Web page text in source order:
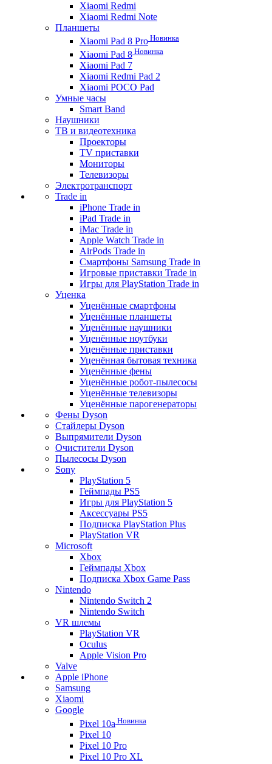
Xiaomi Redmi
Xiaomi Redmi Note
Планшеты
Xiaomi Pad 8 Pro Новинка
Xiaomi Pad 8 Новинка
Xiaomi Pad 7
Xiaomi Redmi Pad 2
Xiaomi POCO Pad
Умные часы
Smart Band
Наушники
ТВ и видеотехника
Проекторы
TV приставки
Мониторы
Телевизоры
Электротранспорт
Trade in
iPhone Trade in
iPad Trade in
iMac Trade in
Apple Watch Trade in
AirPods Trade in
Смартфоны Samsung Trade in
Игровые приставки Trade in
Игры для PlayStation Trade in
Уценка
Уценённые смартфоны
Уценённые планшеты
Уценённые наушники
Уценённые ноутбуки
Уценённые приставки
Уценённая бытовая техника
Уценённые фены
Уценённые робот-пылесосы
Уценённые телевизоры
Уценённые парогенераторы
Фены Dyson
Стайлеры Dyson
Выпрямители Dyson
Очистители Dyson
Пылесосы Dyson
Sony
PlayStation 5
Геймпады PS5
Игры для PlayStation 5
Аксессуары PS5
Подписка PlayStation Plus
PlayStation VR
Microsoft
Xbox
Геймпады Xbox
Подписка Xbox Game Pass
Nintendo
Nintendo Switch 2
Nintendo Switch
VR шлемы
PlayStation VR
Oculus
Apple Vision Pro
Valve
Apple iPhone
Samsung
Xiaomi
Google
Pixel 10a Новинка
Pixel 10
Pixel 10 Pro
Pixel 10 Pro XL